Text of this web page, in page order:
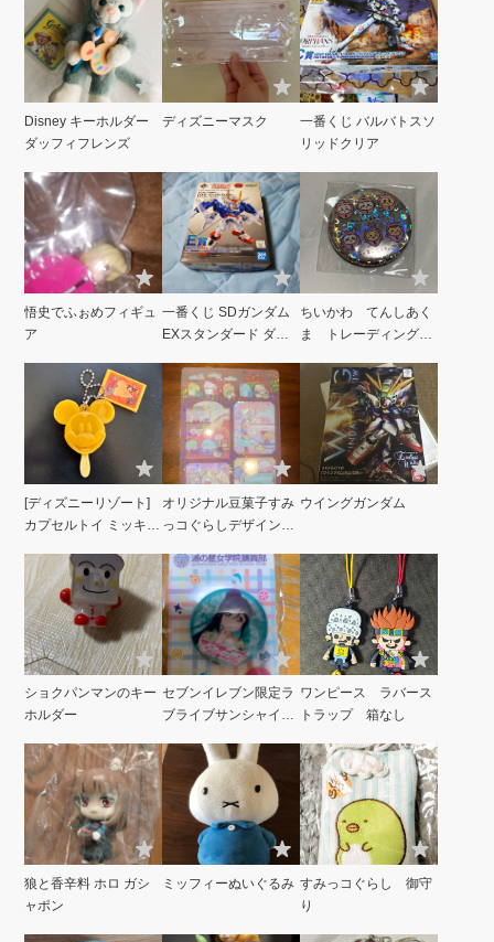
Disney キーホルダー
ダッフィフレンズ
ディズニーマスク
一番くじ バルバトスソ
リッドクリア
悟史でふぉめフィギュ
ア
一番くじ SDガンダム
EXスタンダード ダブ
ドクリア
ちいかわ てんしあく
ま トレーディング缶
[ディズニーリゾート]
カプセルトイ ミッキー
オリジナル豆菓子すみ
っコぐらしデザインク
ウイングガンダム
ショクパンマンのキー
ホルダー
セブンイレブン限定ラ
ブライブサンシャイン
ワンピース ラバース
トラップ 箱なし
狼と香辛料 ホロ ガシ
ャポン
ミッフィーぬいぐるみ すみっコぐらし 御守
り